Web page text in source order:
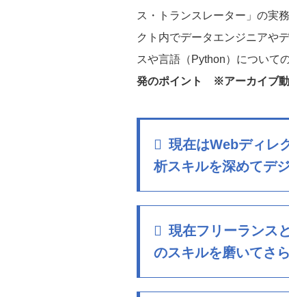
ス・トランスレーター」の実
クト内でデータエンジニアや
スや言語（Python）について
発のポイント ※アーカイブ
現在はWebディレ
析スキルを深めてデ
現在フリーランス
のスキルを磨いてさ